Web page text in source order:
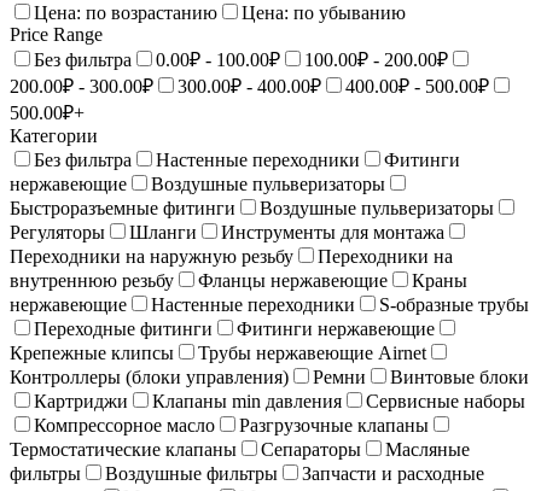
Цена: по возрастанию
Цена: по убыванию
Price Range
Без фильтра
0.00₽ - 100.00₽
100.00₽ - 200.00₽
200.00₽ - 300.00₽
300.00₽ - 400.00₽
400.00₽ - 500.00₽
500.00₽+
Категории
Без фильтра
Настенные переходники
Фитинги
нержавеющие
Воздушные пульверизаторы
Быстроразъемные фитинги
Воздушные пульверизаторы
Регуляторы
Шланги
Инструменты для монтажа
Переходники на наружную резьбу
Переходники на
внутреннюю резьбу
Фланцы нержавеющие
Краны
нержавеющие
Настенныe переходники
S-образные трубы
Переходные фитинги
Фитинги нержавеющие
Крепежные клипсы
Трубы нержавеющие Airnet
Контроллеры (блоки управления)
Ремни
Винтовые блоки
Картриджи
Клапаны min давления
Сервисные наборы
Компрессорное масло
Разгрузочные клапаны
Термостатические клапаны
Сепараторы
Масляные
фильтры
Воздушные фильтры
Запчасти и расходные